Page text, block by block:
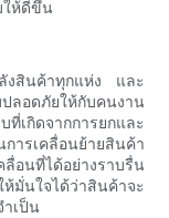
ให้ดีขึ้น
งสินค้าทุกแห่ง และ
ลอดภัยให้กับคนงาน
เกิดจากการยกและ
ารเคลื่อนย้ายสินค้า
ลื่อนที่ได้อย่างราบรื่น
มั่นใจได้ว่าสินค้าจะ
เป็น